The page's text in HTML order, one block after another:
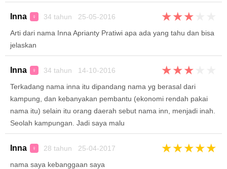
Inna ♀ 34 tahun 25-05-2016 ★★★
Arti dari nama Inna Aprianty Pratiwi apa ada yang tahu dan bisa
jelaskan
Inna ♀ 34 tahun 14-10-2016 ★★★
Terkadang nama inna itu dipandang nama yg berasal dari
kampung, dan kebanyakan pembantu (ekonomi rendah pakai
nama itu) selain itu orang daerah sebut nama inn, menjadi inah.
Seolah kampungan. Jadi saya malu
Inna ♀ 28 tahun 25-04-2017 ★★★★★
nama saya kebanggaan saya